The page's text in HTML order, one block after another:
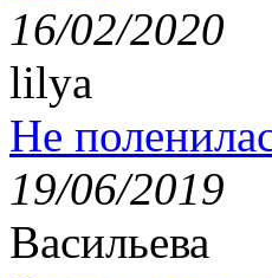
16/02/2020
lilya
Не
19/06/2019
Васильева